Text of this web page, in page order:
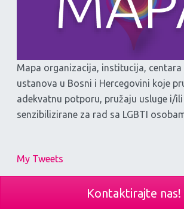
Mapa organizacija, institucija, centara
ustanova u Bosni i Hercegovini koje
adekvatnu potporu, pružaju usluge i/ili
senzibilizirane za rad sa LGBTI
My Tweets
Kontaktirajte nas!